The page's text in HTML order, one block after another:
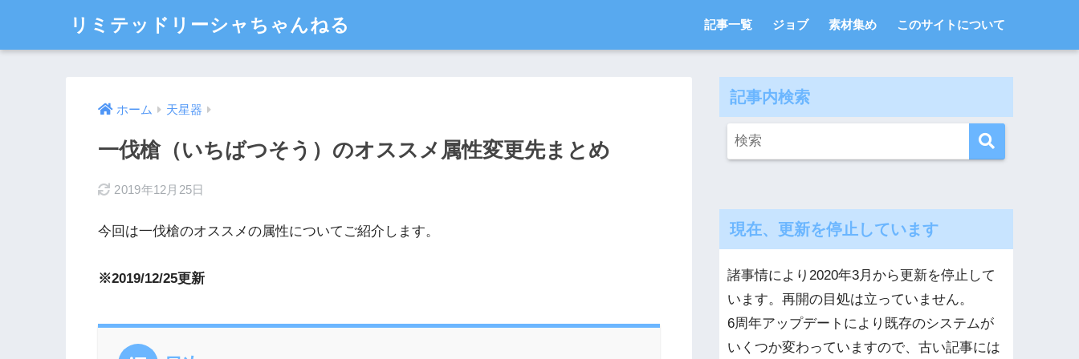
リミテッドリーシャちゃんねる 記事一覧 ジョブ 素材集め このサイトについて
ホーム 天星器
一伐槍（いちばつそう）のオススメ属性変更先まとめ
2019年12月25日
今回は一伐槍のオススメの属性についてご紹介します。
※2019/12/25更新
記事内検索
現在、更新を停止しています
諸事情により2020年3月から更新を停止して
います。再開の目処は立っていません。
6周年アップデートにより既存のシステムが
いくつか変わっていますので、古い記事には